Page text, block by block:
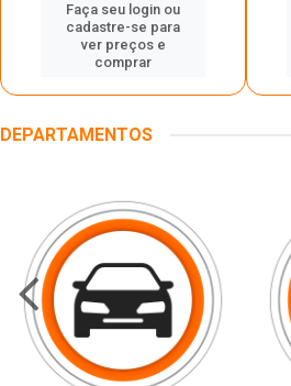
Faça seu login ou
cadastre-se para
ver preços e
comprar
DEPARTAMENTOS